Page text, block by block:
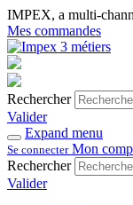
IMPEX, a multi-
Mes commandes
Rechercher
Valider
Expand menu
Se connecter Mon
Rechercher
Valider